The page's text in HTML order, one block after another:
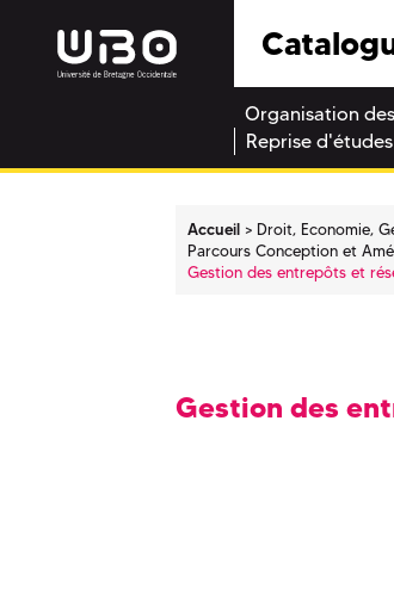
Organisation
Reprise
Accueil Droit, Economie,
Parcours Conception et
Gestion des entrepôts et
Gestion des